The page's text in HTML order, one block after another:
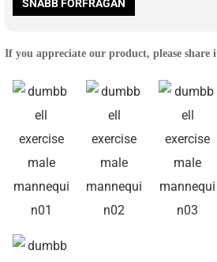
SNABB FÖRFRÅGAN
If you appreciate our product, please